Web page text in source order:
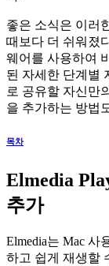
좋은 소식은 이러
때보다 더 쉬워졌
웨어를 사용하여
된 자세한 단계별
로 공유할 자신만
을 추가하는 방법
목차
Elmedia
추가
Elmedia는 Mac
하고 쉽게 재생할